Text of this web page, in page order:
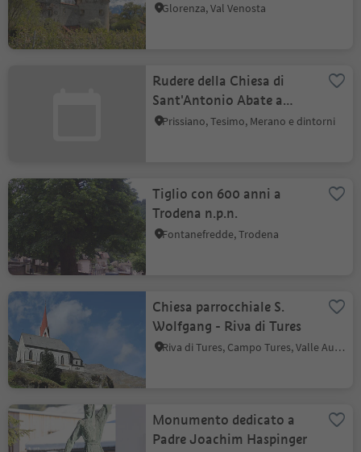
Glorenza, Val Venosta
Rudere della Chiesa di
Sant'Antonio Abate a
Prissiano
Prissiano, Tesimo, Merano e dintorni
Tiglio con 600 anni a
Trodena n.p.n.
Fontanefredde, Trodena
Chiesa parrocchiale S.
Wolfgang - Riva di Tures
Riva di Tures, Campo Tures, Valle Aurina
Monumento dedicato a
Padre Joachim Haspinger